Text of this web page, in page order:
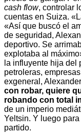
cash flow, controlar
cuentas en Suiza.
«Así que buscó el
de seguridad,
deportivo. Se
explotaba al
la influyente hija del
petroleras,
exgeneral,
con robar, quiere
robando con total
de un imperio
Yeltsin. Y luego
partido.